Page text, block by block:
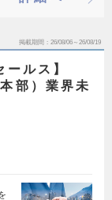
掲載期間 26/08/06～26/08/19
ールス】
部）業界未